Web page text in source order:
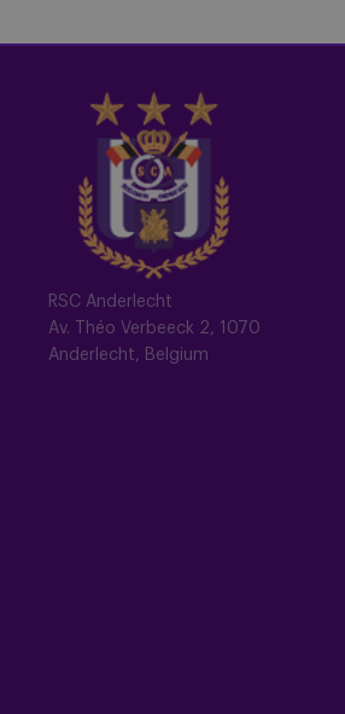
RSC Anderlecht
Av. Théo Verbeeck 2, 1070
Anderlecht, Belgium